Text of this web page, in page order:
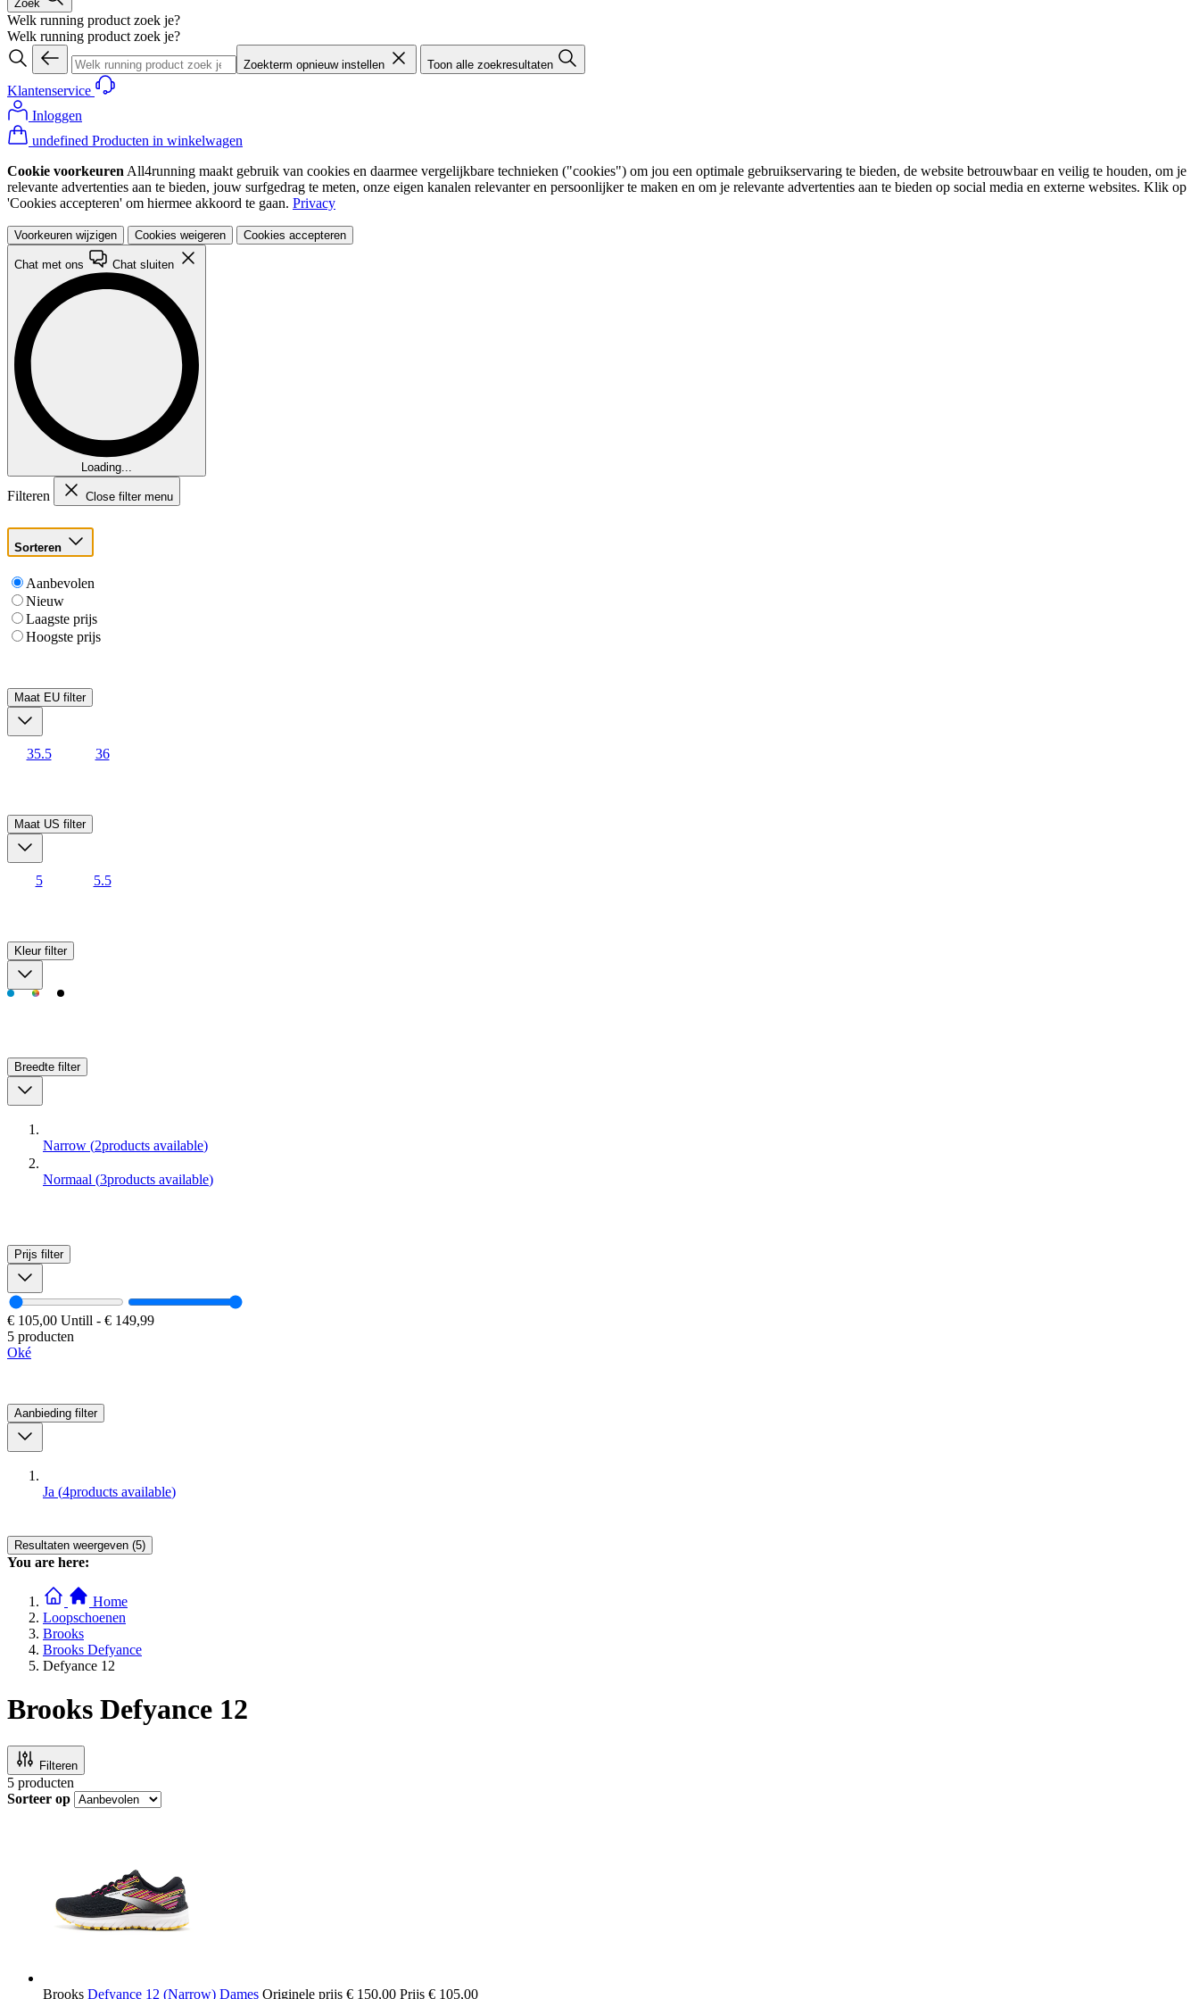
Zoek
Welk running product zoek je?
Welk running product zoek je?
Zoekterm opnieuw instellen Toon alle zoekresultaten
Klantenservice
Inloggen
undefined Producten in winkelwagen
Cookie voorkeuren All4running maakt gebruik van cookies en daarmee vergelijkbare technieken ("cookies") om jou een optimale gebruikservaring te bieden, de website betrouwbaar en veilig te houden, om je
relevante advertenties aan te bieden, jouw surfgedrag te meten, onze eigen kanalen relevanter en persoonlijker te maken en om je relevante advertenties aan te bieden op social media en externe websites. Klik op
'Cookies accepteren' om hiermee akkoord te gaan. Privacy
Voorkeuren wijzigen Cookies weigeren Cookies accepteren
Chat met ons Chat sluiten
Loading...
Filteren Close filter menu
Sorteren
Aanbevolen
Nieuw
Laagste prijs
Hoogste prijs
Maat EU filter
35.5 36
Maat US filter
5 5.5
Kleur filter
Breedte filter
Narrow (2products available)
Normaal (3products available)
Prijs filter
€ 105,00 Untill - € 149,99
5 producten
Oké
Aanbieding filter
Ja (4products available)
Resultaten weergeven (5)
You are here:
Home
Loopschoenen
Brooks
Brooks Defyance
Defyance 12
Brooks Defyance 12
Filteren
5 producten
Sorteer op
Brooks Defyance 12 (Narrow) Dames Originele prijs € 150,00 Prijs € 105,00